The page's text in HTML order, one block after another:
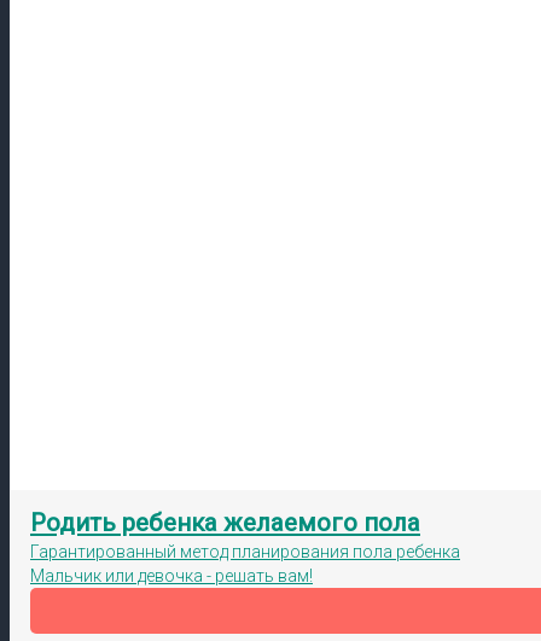
Родить ребенка желаемого пола
Гарантированный метод планирования пола ребенка
Мальчик или девочка - решать вам!